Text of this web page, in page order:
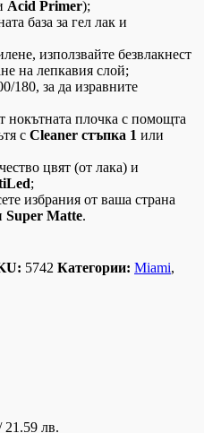
Acid Primer);
база за гел лак и
използвайте безвлакнест
на лепкавия слой;
180, за да изравните
нокътната плочка с помощта
с Cleaner стъпка 1 или
цвят (от лака) и
;
избрания от ваша страна
Super Matte.
5742 Категории: Miami,
21.59 лв.